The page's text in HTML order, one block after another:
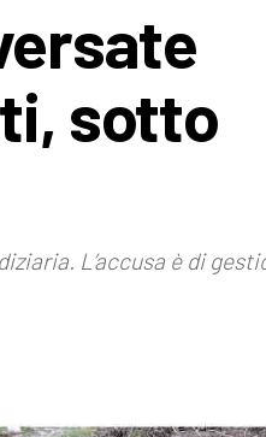
sotto
L’accusa è di